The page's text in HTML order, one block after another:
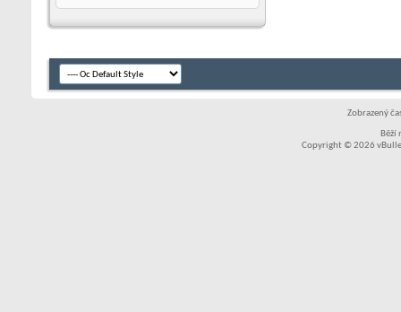
Zobrazený
Běží
Copyright © 2026